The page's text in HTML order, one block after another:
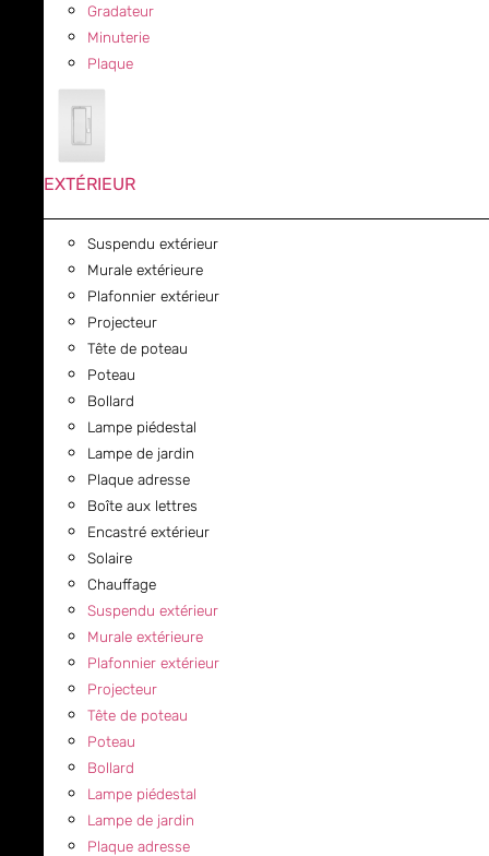
Gradateur
Minuterie
Plaque
EXTÉRIEUR
Suspendu extérieur
Murale extérieure
Plafonnier extérieur
Projecteur
Tête de poteau
Poteau
Bollard
Lampe piédestal
Lampe de jardin
Plaque adresse
Boîte aux lettres
Encastré extérieur
Solaire
Chauffage
Suspendu extérieur
Murale extérieure
Plafonnier extérieur
Projecteur
Tête de poteau
Poteau
Bollard
Lampe piédestal
Lampe de jardin
Plaque adresse